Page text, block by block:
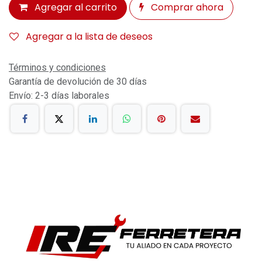
Agregar al carrito Comprar ahora
Agregar a la lista de deseos
Términos y condiciones
Garantía de devolución de 30 días
Envío: 2-3 días laborales